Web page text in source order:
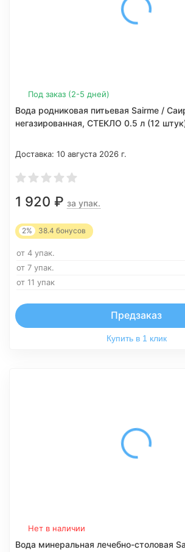
Под заказ (2-5 дней)
Вода родниковая питьевая Sairme /
негазированная, СТЕКЛО 0.5 л (12
Доставка: 10 августа 2026 г.
1 920 ₽ за упак.
2% 38.4 бонусов
от 4 упак.
от 7 упак.
от 11 упак
Предзаказ
Купить в 1 клик
Нет в наличии
Вода минеральная лечебно-столовая